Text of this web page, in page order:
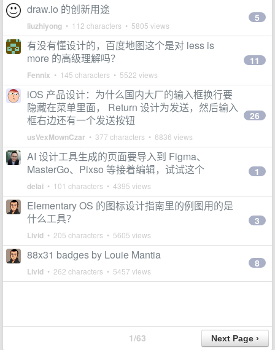
draw.io 的创新用途
liuzhiyong • 112 characters • 5805 views
5
有没有懂设计的，百度地图这个是对 less is
more 的高级理解吗？
Fennix • 145 characters • 5522 views
11
iOS 产品设计：为什么国内大厂的输入框换行要
隐藏在菜单里面， Return 设计为发送，然后输入
框右边还有一个发送按钮
usVexMownCzar • 377 characters • 6836 views
26
AI 设计工具生成的页面要导入到 Figma、
MasterGo、Pixso 等接着编辑，试试这个
delai • 101 characters • 4395 views
1
Elementary OS 的图标设计指南里的例图用的是
什么工具？
Livid • 205 characters • 5605 views
3
88x31 badges by Louie Mantia
Livid • 262 characters • 5457 views
8
1/63